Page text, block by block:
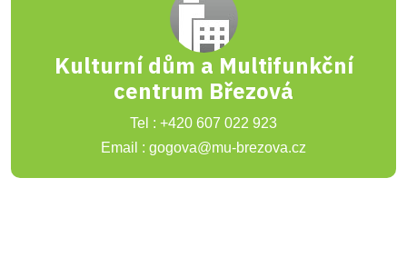
Kulturní dům a Multifunkční
centrum Březová
Tel : +420 607 022 923
Email : gogova@mu-brezova.cz